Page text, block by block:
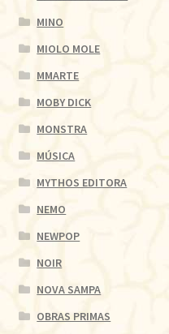
MINO
MIOLO MOLE
MMARTE
MOBY DICK
MONSTRA
MÚSICA
MYTHOS EDITORA
NEMO
NEWPOP
NOIR
NOVA SAMPA
OBRAS PRIMAS